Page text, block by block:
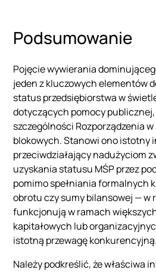
Podsumowanie
Pojęcie wywierania
jeden z kluczowych elementów
status przedsiębiorstwa w
dotyczących pomocy
szczególności Rozporządzenia
blokowych. Stanowi ono istotny
przeciwdziałający nadużyciom
uzyskania statusu MŚP przez
pomimo spełniania formalnych
obrotu czy sumy bilansowej — w
funkcjonują w ramach
kapitałowych lub
istotną przewagę konkurencyjną.
Należy podkreślić, że właściwa